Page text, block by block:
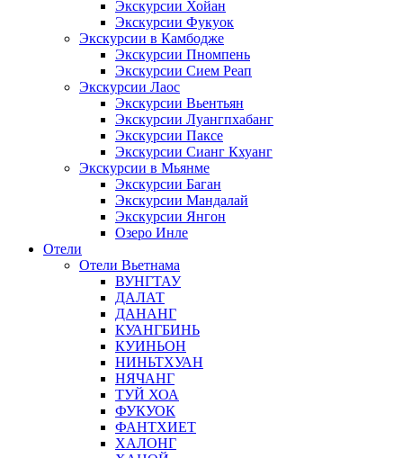
Экскурсии Хойан
Экскурсии Фукуок
Экскурсии в Камбодже
Экскурсии Пномпень
Экскурсии Сием Реап
Экскурсии Лаос
Экскурсии Вьентьян
Экскурсии Луангпхабанг
Экскурсии Паксе
Экскурсии Сианг Кхуанг
Экскурсии в Мьянме
Экскурсии Баган
Экскурсии Мандалай
Экскурсии Янгон
Озеро Инле
Отели
Отели Вьетнама
ВУНГТАУ
ДАЛАТ
ДАНАНГ
КУАНГБИНЬ
КУИНЬОН
НИНЬТХУАН
НЯЧАНГ
ТУЙ ХОА
ФУКУОК
ФАНТХИЕТ
ХАЛОНГ